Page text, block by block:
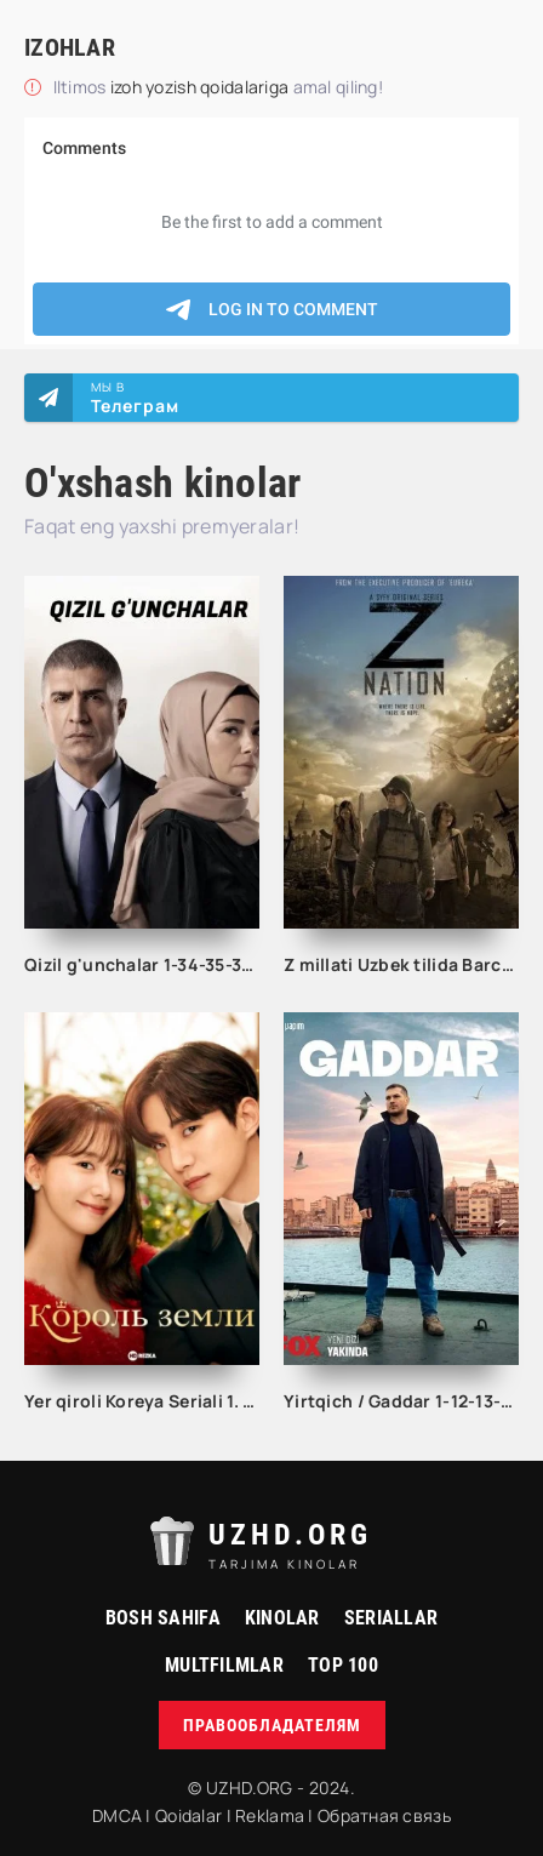
IZOHLAR
Iltimos izoh yozish qoidalariga amal qiling!
O'xshash kinolar
Faqat eng yaxshi premyeralar!
МЫ В
Телеграм
Qizil g'unchalar 1-34-35-36-37-38-39-40-41-42-43-44 Qism Turk seriali Barcha qismlar uzbek tilida 2023 Z millati Uzbek tilida Barcha qismlari 1. 2. 3. 4. 5. Fasl O'zbek tilida Ujas serial 2024 Barcha hamma qismlar o'zbek tilida
Yer qiroli Koreya Seriali 1. 10. 20. 30. 40. 50. 60. 70. 80. 90. 100 Qism Uzbek tlida korea seryali Yirtqich / Gaddar 1-12-13-14-15-16-17-18-19-20 Qism Turk seriali Barcha qismlar Uzbek tilida 2024 HD
UZHD.ORG
TARJIMA KINOLAR
BOSH SAHIFA KINOLAR SERIALLAR
MULTFILMLAR TOP 100
ПРАВООБЛАДАТЕЛЯМ
© UZHD.ORG - 2024.
DMCA |Qoidalar | Reklama | Обратная связь